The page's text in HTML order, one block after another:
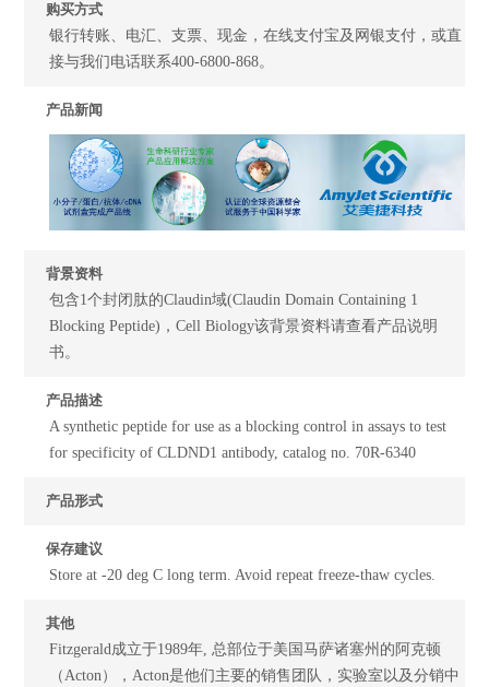
购买方式
银行转账、电汇、支票、现金，在线支付宝及网银支付，或直
接与我们电话联系400-6800-868。
产品新闻
背景资料
包含1个封闭肽的Claudin域(Claudin Domain Containing 1
Blocking Peptide)，Cell Biology该背景资料请查看产品说明
书。
产品描述
A synthetic peptide for use as a blocking control in assays to test
for specificity of CLDND1 antibody, catalog no. 70R-6340
产品形式
保存建议
Store at -20 deg C long term. Avoid repeat freeze-thaw cycles.
其他
Fitzgerald成立于1989年, 总部位于美国马萨诸塞州的阿克顿
（Acton），Acton是他们主要的销售团队，实验室以及分销中